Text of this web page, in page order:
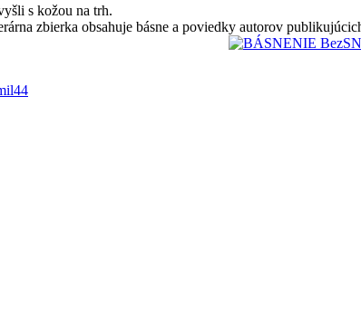
s kožou na trh.
zbierka obsahuje básne a poviedky autorov